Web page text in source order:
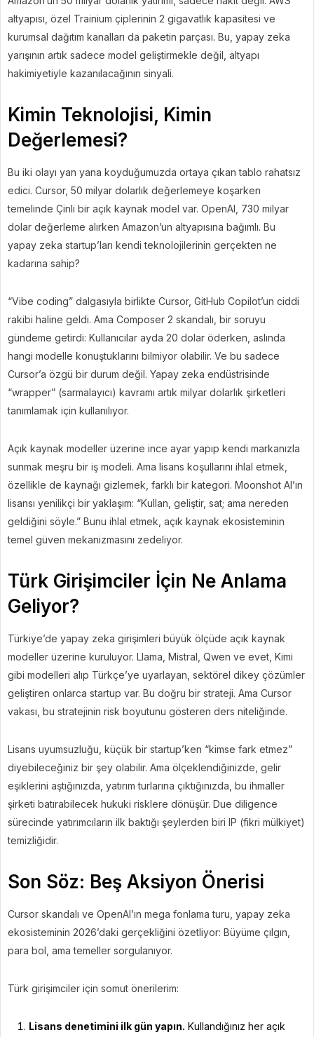
altyapısı, özel Trainium çiplerinin 2 gigavatlık kapasitesi ve
kurumsal dağıtım kanalları da paketin parçası. Bu, yapay zeka
yarışının artık sadece model geliştirmekle değil, altyapı
hakimiyetiyle kazanılacağının sinyali.
Kimin Teknolojisi, Kimin
Değerlemesi?
Bu iki olayı yan yana koyduğumuzda ortaya çıkan tablo rahatsız
edici. Cursor, 50 milyar dolarlık değerlemeye koşarken
temelinde Çinli bir açık kaynak model var. OpenAI, 730 milyar
dolar değerleme alırken Amazon’un altyapısına bağımlı. Bu
yapay zeka startup’ları kendi teknolojilerinin gerçekten ne
kadarına sahip?
“Vibe coding” dalgasıyla birlikte Cursor, GitHub Copilot’un ciddi
rakibi haline geldi. Ama Composer 2 skandalı, bir soruyu
gündeme getirdi: Kullanıcılar ayda 20 dolar öderken, aslında
hangi modelle konuştuklarını bilmiyor olabilir. Ve bu sadece
Cursor’a özgü bir durum değil. Yapay zeka endüstrisinde
“wrapper” (sarmalayıcı) kavramı artık milyar dolarlık şirketleri
tanımlamak için kullanılıyor.
Açık kaynak modeller üzerine ince ayar yapıp kendi markanızla
sunmak meşru bir iş modeli. Ama lisans koşullarını ihlal etmek,
özellikle de kaynağı gizlemek, farklı bir kategori. Moonshot AI’ın
lisansı yenilikçi bir yaklaşım: “Kullan, geliştir, sat; ama nereden
geldiğini söyle.” Bunu ihlal etmek, açık kaynak ekosisteminin
temel güven mekanizmasını zedeliyor.
Türk Girişimciler İçin Ne Anlama
Geliyor?
Türkiye’de yapay zeka girişimleri büyük ölçüde açık kaynak
modeller üzerine kuruluyor. Llama, Mistral, Qwen ve evet, Kimi
gibi modelleri alıp Türkçe’ye uyarlayan, sektörel dikey çözümler
geliştiren onlarca startup var. Bu doğru bir strateji. Ama Cursor
vakası, bu stratejinin risk boyutunu gösteren ders niteliğinde.
Lisans uyumsuzluğu, küçük bir startup’ken “kimse fark etmez”
diyebileceğiniz bir şey olabilir. Ama ölçeklendiğinizde, gelir
eşiklerini aştığınızda, yatırım turlarına çıktığınızda, bu ihmaller
şirketi batırabilecek hukuki risklere dönüşür. Due diligence
sürecinde yatırımcıların ilk baktığı şeylerden biri IP (fikri mülkiyet)
temizliğidir.
Son Söz: Beş Aksiyon Önerisi
Cursor skandalı ve OpenAI’ın mega fonlama turu, yapay zeka
ekosisteminin 2026’daki gerçekliğini özetliyor: Büyüme çılgın,
para bol, ama temeller sorgulanıyor.
Türk girişimciler için somut önerilerim:
Lisans denetimini ilk gün yapın. Kullandığınız her açık